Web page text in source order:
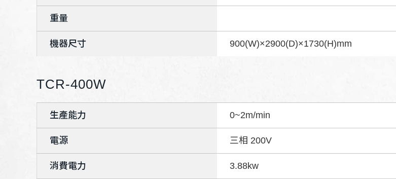
重量
機器尺寸 900(W)×2900(D)×1730(H)mm
TCR-400W
生產能力 0~2m/min
電源 三相 200V
消費電力 3.88kw